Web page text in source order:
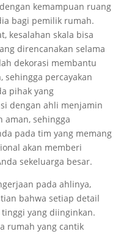
kemampuan ruang
bagi pemilik rumah.
kesalahan skala bisa
direncanakan selama
dekorasi membantu
sehingga percayakan
pihak yang
dengan ahli menjamin
aman, sehingga
pada tim yang memang
akan memberi
sekeluarga besar.
pada ahlinya,
bahwa setiap detail
yang diinginkan.
rumah yang cantik